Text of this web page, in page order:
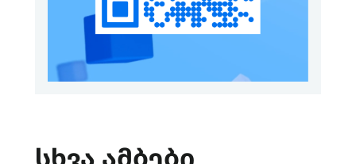
სხვა ამბები